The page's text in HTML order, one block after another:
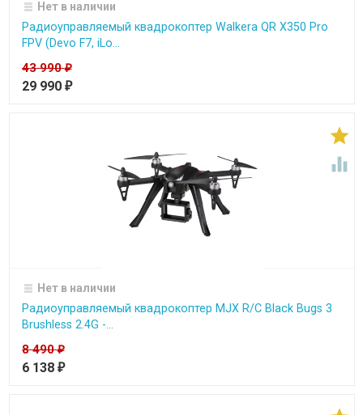
Нет в наличии
Радиоуправляемый квадрокоптер Walkera QR X350 Pro
FPV (Devo F7, iLo...
43 990₽
29 990 ₽


Нет в наличии
Радиоуправляемый квадрокоптер MJX R/C Black Bugs 3
Brushless 2.4G -...
8 490₽
6 138 ₽